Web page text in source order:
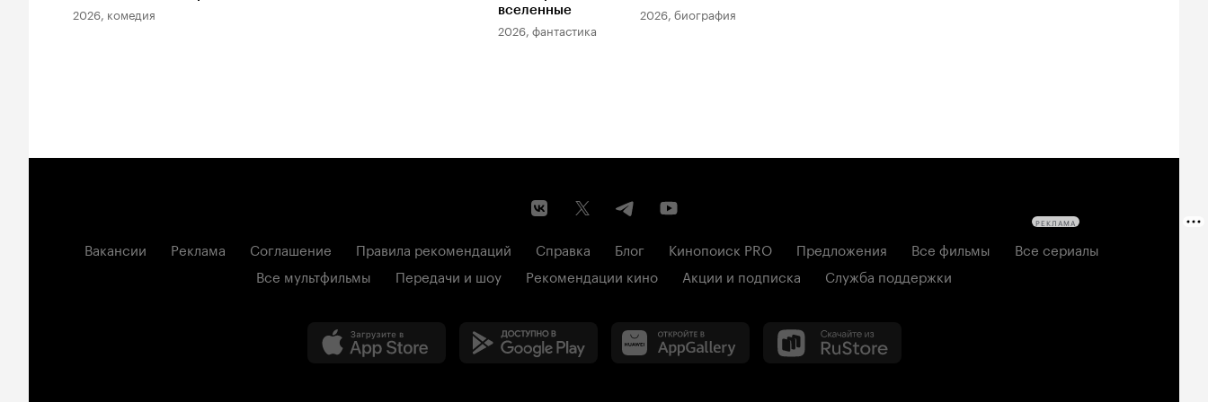
2026, комедия
вселенные
2026, фантастика
2026, биография
Вакансии Реклама Соглашение Правила рекомендаций Справка Блог Кинопоиск PRO Предложения Все фильмы
Все сериалы
Все мультфильмы
Передачи и шоу Рекомендации кино Акции и подписка Служба поддержки
РЕКЛАМА